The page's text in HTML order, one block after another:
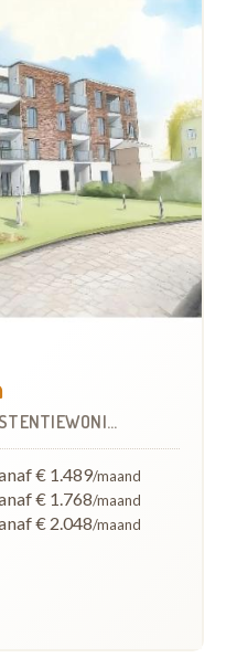
€ 1.489/maand
€ 1.768/maand
€ 2.048/maand